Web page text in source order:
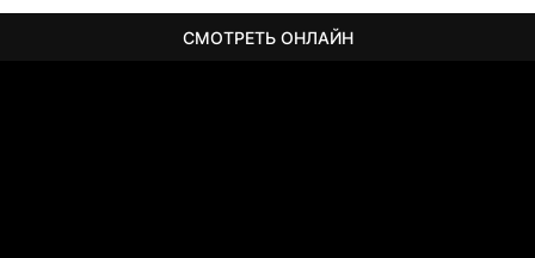
СМОТРЕТЬ ОНЛАЙН